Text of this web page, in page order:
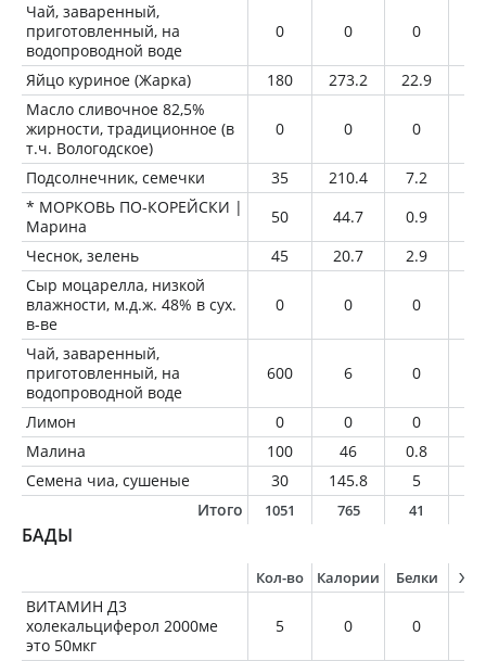
Чай, заваренный,
приготовленный, на
водопроводной воде
0 0 0
Яйцо куриное (Жарка) 180 273.2 22.9
Масло сливочное 82,5%
жирности, традиционное (в
т.ч. Вологодское)
0 0 0
Подсолнечник, семечки 35 210.4 7.2
* МОРКОВЬ ПО-КОРЕЙСКИ |
Марина
50 44.7 0.9
Чеснок, зелень
45 20.7 2.9
Сыр моцарелла, низкой
влажности, м.д.ж. 48% в сух.
в-ве
0 0 0
Чай, заваренный,
приготовленный, на
водопроводной воде
600 6 0
Лимон 0 0 0
Малина
100 46 0.8
Семена чиа, сушеные
30 145.8 5
Итого
1051 765 41
БАДЫ
Кол-во Калории Белки
ВИТАМИН Д3
холекальциферол 2000ме
это 50мкг
5 0 0